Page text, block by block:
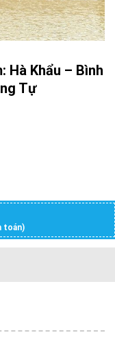
Hà Khẩu – Bình
Tự
toán)